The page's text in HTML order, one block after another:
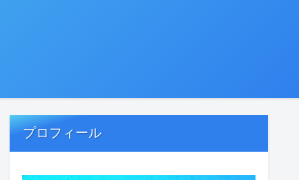
プロフィール